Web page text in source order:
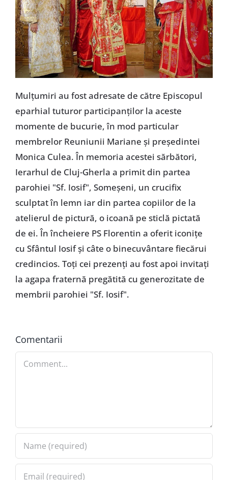
Mulţumiri au fost adresate de către Episcopul
eparhial tuturor participanţilor la aceste
momente de bucurie, în mod particular
membrelor Reuniunii Mariane şi preşedintei
Monica Culea. În memoria acestei sărbători,
Ierarhul de Cluj-Gherla a primit din partea
parohiei "Sf. Iosif", Someşeni, un crucifix
sculptat în lemn iar din partea copiilor de la
atelierul de pictură, o icoană pe sticlă pictată
de ei. În încheiere PS Florentin a oferit iconiţe
cu Sfântul Iosif şi câte o binecuvântare fiecărui
credincios. Toţi cei prezenţi au fost apoi invitaţi
la agapa fraternă pregătită cu generozitate de
membrii parohiei "Sf. Iosif".
Comentarii
Comment